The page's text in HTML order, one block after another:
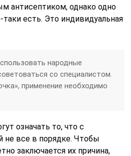
антисептиком, однако одно
есть. Это индивидуальная
народные
со специалистом.
применение необходимо
означать то, что с
не все в порядке. Чтобы
заключается их причина,